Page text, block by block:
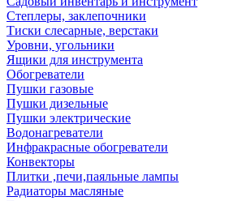
Степлеры, заклепочники
Тиски слесарные, верстаки
Уровни, угольники
Ящики для инструмента
Обогреватели
Пушки газовые
Пушки дизельные
Пушки электрические
Водонагреватели
Инфракрасные обогреватели
Конвекторы
Плитки ,печи,паяльные лампы
Радиаторы масляные